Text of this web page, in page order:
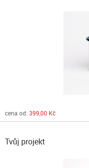
cena od: 399,00 Kč
Tvůj projekt